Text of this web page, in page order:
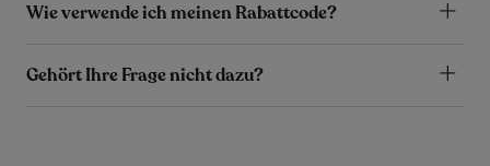
Wie verwende ich meinen Rabattcode?
Gehört Ihre Frage nicht dazu?